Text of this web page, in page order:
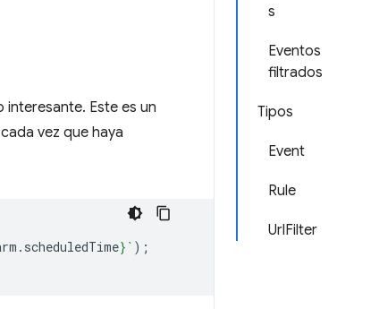
s
Eventos
filtrados
Tipos
Event
Rule
UrlFilter
Este es un
vez que haya
. scheduledTime} ` );